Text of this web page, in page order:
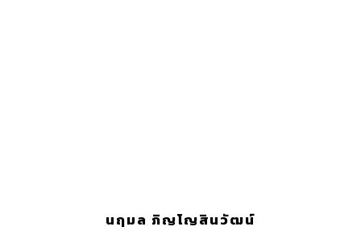
นฤมล ภิญโญสินวัฒน์